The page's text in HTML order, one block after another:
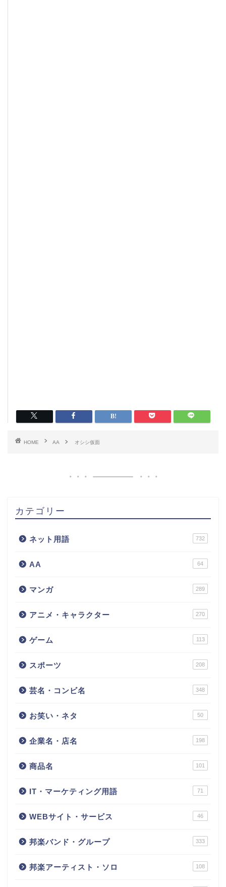
HOME AA オシシ仮面
カテゴリー
ネット用語 732
AA 64
マンガ 289
アニメ・キャラクター 270
ゲーム 113
スポーツ 208
芸名・コンビ名 348
お笑い・ネタ 50
企業名・店名 198
商品名 101
IT・マーケティング用語 71
WEBサイト・サービス 46
邦楽バンド・グループ 333
邦楽アーティスト・ソロ 108